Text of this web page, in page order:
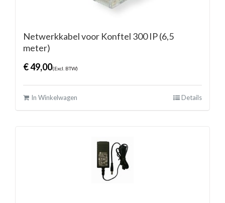
Netwerkkabel voor Konftel 300 IP (6,5
meter)
€49,00(Excl. BTW)
In Winkelwagen Details